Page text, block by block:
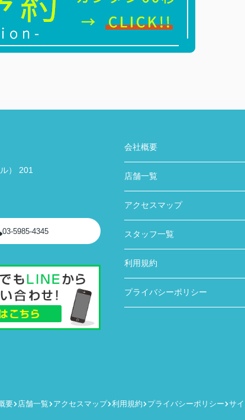
） 201
03-5985-4345
会社概要
店舗一覧
アクセスマップ
スタッフ一覧
利用規約
プライバシーポリシー
要 店舗一覧 アクセスマップ 利用規約 プライバシーポリシー サ